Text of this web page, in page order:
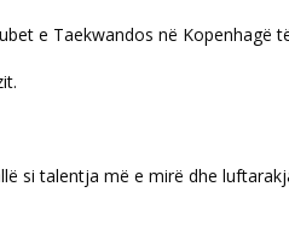
e Taekwandos në Kopenhagë
si talentja më e mirë dhe